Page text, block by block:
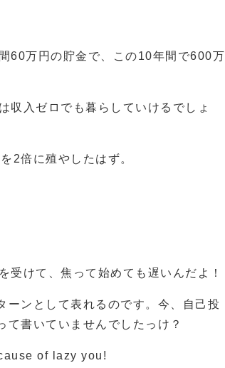
60万円の貯金で、この10年間で600万
収入ゼロでも暮らしていけるでしょ
2倍に殖やしたはず。
受けて、焦って始めても遅いんだよ！
ンとして表れるのです。今、自己投
書いていませんでしたっけ？
of lazy you!